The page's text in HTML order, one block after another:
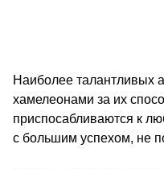
Наиболее талантливых
хамелеонами за их
приспосабливаются к
с большим успехом, не